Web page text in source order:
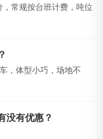
常规按台班计费，吨位
，体型小巧，场地不
没有优惠？